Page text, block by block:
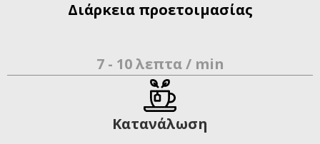
Διάρκεια προετοιμασίας
7 - 10 λεπτα / min
Κατανάλωση